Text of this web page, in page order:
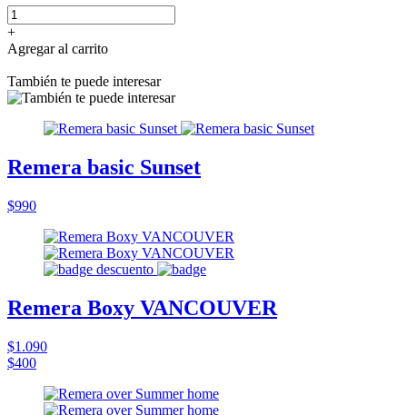
+
Agregar al carrito
También te puede interesar
Remera basic Sunset
$990
Remera Boxy VANCOUVER
$1.090
$400